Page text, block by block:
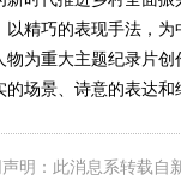
以精巧的表现手法，
物为重大主题纪录片
的场景、诗意的表达
明：此消息系转载自